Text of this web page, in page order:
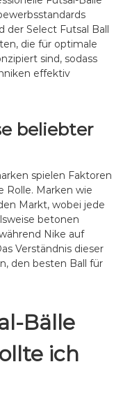
der Select Futsal Ball
die für optimale
sind, sodass
effektiv
beliebter
spielen Faktoren
Rolle. Marken wie
Markt, wobei jede
betonen
Nike auf
Verständnis dieser
den besten Ball für
Bälle
ich